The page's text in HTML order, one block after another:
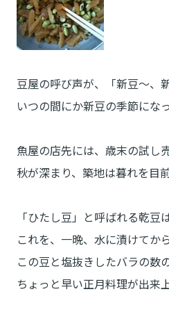
豆屋の呼び声が、「新豆～、
いつの間にか新豆の季節にな
魚屋の店先には、歳末の試し
秋が深まり、築地は暮れを目
「ひたし豆」と呼ばれる乾豆
これを、一晩、水に漬けてか
この豆と塩抜きしたバラの数
ちょっと早い正月料理が出来